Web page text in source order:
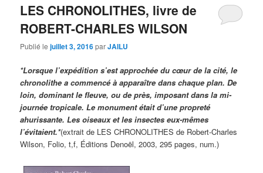
LES CHRONOLITHES, livre de
ROBERT-CHARLES WILSON
Publié lejuillet 3, 2016parJAILU
*Lorsque l’expédition s’est approchée du cœur de la cité, le
chronolithe a commencé à apparaître dans chaque plan. De
loin, dominant le fleuve, ou de près, imposant dans la mi-
journée tropicale. Le monument était d’une propreté
ahurissante. Les oiseaux et les insectes eux-mêmes
l’évitaient.*(extrait de LES CHRONOLITHES de Robert-Charles
Wilson, Folio, t,f, Éditions Denoël, 2003, 295 pages, num.)